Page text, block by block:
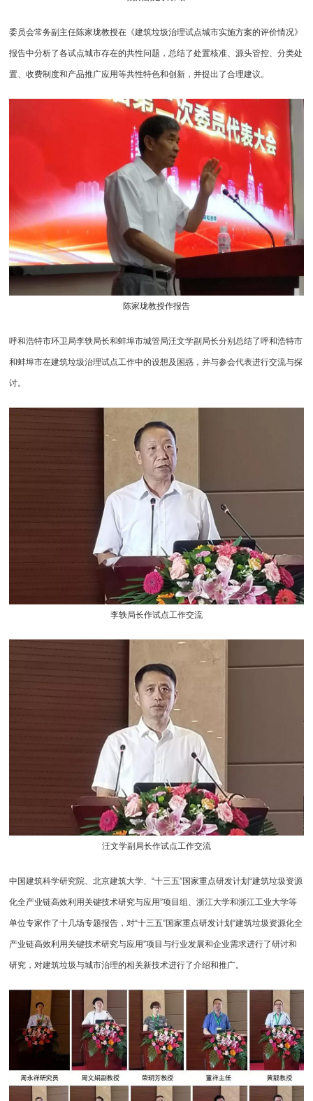
委员会常务副主任陈家珑教授在《建筑垃圾治理试点城市实施方案的评价情况》
报告中分析了各试点城市存在的共性问题，总结了处置核准、源头管控、分类处
置、收费制度和产品推广应用等共性特色和创新，并提出了合理建议。
陈家珑教授作报告
呼和浩特市环卫局李轶局长和蚌埠市城管局汪文学副局长分别总结了呼和浩特市
和蚌埠市在建筑垃圾治理试点工作中的设想及困惑，并与参会代表进行交流与探
讨。
李轶局长作试点工作交流
汪文学副局长作试点工作交流
中国建筑科学研究院、北京建筑大学、“十三五”国家重点研发计划“建筑垃圾资源
化全产业链高效利用关键技术研究与应用”项目组、浙江大学和浙江工业大学等
单位专家作了十几场专题报告，对“十三五”国家重点研发计划“建筑垃圾资源化全
产业链高效利用关键技术研究与应用”项目与行业发展和企业需求进行了研讨和
研究，对建筑垃圾与城市治理的相关新技术进行了介绍和推广。